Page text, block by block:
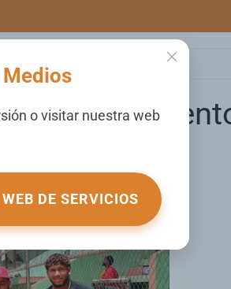
Medios
o visitar nuestra web
DE SERVICIOS